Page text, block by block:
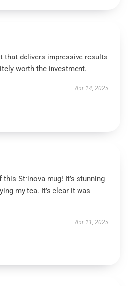
that delivers impressive results
worth the investment.
Apr 14, 2025
this Strinova mug! It’s stunning
my tea. It’s clear it was
Apr 11, 2025